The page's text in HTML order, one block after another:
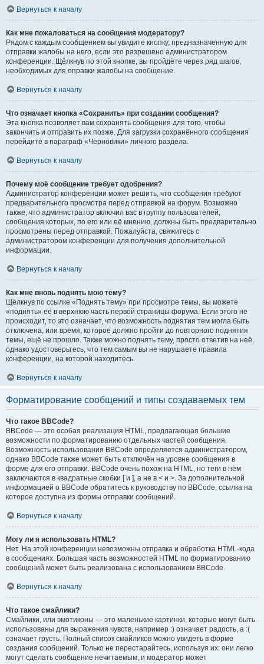
Вернуться к началу
Как мне пожаловаться на сообщения модератору?
Рядом с каждым сообщением вы увидите кнопку, предназначенную для
отправки жалобы на него, если это разрешено администратором
конференции. Щёлкнув по этой кнопке, вы пройдёте через ряд шагов,
необходимых для оправки жалобы на сообщение.
Вернуться к началу
Что означает кнопка «Сохранить» при создании сообщения?
Эта кнопка позволяет вам сохранять сообщения для того, чтобы
закончить и отправить их позже. Для загрузки сохранённого сообщения
перейдите в параграф «Черновики» личного раздела.
Вернуться к началу
Почему моё сообщение требует одобрения?
Администратор конференции может решить, что сообщения требуют
предварительного просмотра перед отправкой на форум. Возможно
также, что администратор включил вас в группу пользователей,
сообщения которых, по его или её мнению, должны быть предварительно
просмотрены перед отправкой. Пожалуйста, свяжитесь с
администратором конференции для получения дополнительной
информации.
Вернуться к началу
Как мне вновь поднять мою тему?
Щёлкнув по ссылке «Поднять тему» при просмотре темы, вы можете
«поднять» её в верхнюю часть первой страницы форума. Если этого не
происходит, то это означает, что возможность поднятия тем могла быть
отключена, или время, которое должно пройти до повторного поднятия
темы, ещё не прошло. Также можно поднять тему, просто ответив на неё,
однако удостоверьтесь, что тем самым вы не нарушаете правила
конференции, на которой находитесь.
Вернуться к началу
Форматирование сообщений и типы создаваемых тем
Что такое BBCode?
BBCode — это особая реализация HTML, предлагающая большие
возможности по форматированию отдельных частей сообщения.
Возможность использования BBCode определяется администратором,
однако BBCode также может быть отключён на уровне сообщения в
форме для его отправки. BBCode очень похож на HTML, но теги в нём
заключаются в квадратные скобки [ и ], а не в < и >. За дополнительной
информацией о BBCode обратитесь к руководству по BBCode, ссылка на
которое доступна из формы отправки сообщений.
Вернуться к началу
Могу ли я использовать HTML?
Нет. На этой конференции невозможны отправка и обработка HTML-кода
в сообщениях. Большая часть возможностей HTML по форматированию
сообщений может быть реализована с использованием BBCode.
Вернуться к началу
Что такое смайлики?
Смайлики, или эмотиконы — это маленькие картинки, которые могут быть
использованы для выражения чувств, например :) означает радость, а :(
означает грусть. Полный список смайликов можно увидеть в форме
создания сообщений. Только не перестарайтесь, используя их: они легко
могут сделать сообщение нечитаемым, и модератор может